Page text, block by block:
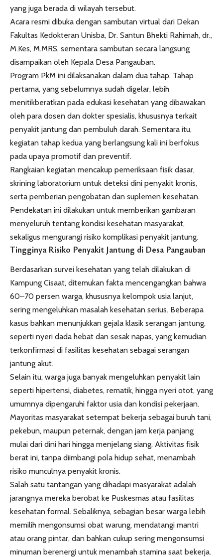
yang juga berada di wilayah tersebut.
Acara resmi dibuka dengan sambutan virtual dari Dekan
Fakultas Kedokteran Unisba, Dr. Santun Bhekti Rahimah, dr.,
M.Kes, M.MRS, sementara sambutan secara langsung
disampaikan oleh Kepala Desa Pangauban.
Program PkM ini dilaksanakan dalam dua tahap. Tahap
pertama, yang sebelumnya sudah digelar, lebih
menitikberatkan pada edukasi kesehatan yang dibawakan
oleh para dosen dan dokter spesialis, khususnya terkait
penyakit jantung dan pembuluh darah. Sementara itu,
kegiatan tahap kedua yang berlangsung kali ini berfokus
pada upaya promotif dan preventif.
Rangkaian kegiatan mencakup pemeriksaan fisik dasar,
skrining laboratorium untuk deteksi dini penyakit kronis,
serta pemberian pengobatan dan suplemen kesehatan.
Pendekatan ini dilakukan untuk memberikan gambaran
menyeluruh tentang kondisi kesehatan masyarakat,
sekaligus mengurangi risiko komplikasi penyakit jantung.
Tingginya Risiko Penyakit Jantung di Desa Pangauban
Berdasarkan survei kesehatan yang telah dilakukan di
Kampung Cisaat, ditemukan fakta mencengangkan bahwa
60–70 persen warga, khususnya kelompok usia lanjut,
sering mengeluhkan masalah kesehatan serius. Beberapa
kasus bahkan menunjukkan gejala klasik serangan jantung,
seperti nyeri dada hebat dan sesak napas, yang kemudian
terkonfirmasi di fasilitas kesehatan sebagai serangan
jantung akut.
Selain itu, warga juga banyak mengeluhkan penyakit lain
seperti hipertensi, diabetes, rematik, hingga nyeri otot, yang
umumnya dipengaruhi faktor usia dan kondisi pekerjaan.
Mayoritas masyarakat setempat bekerja sebagai buruh tani,
pekebun, maupun peternak, dengan jam kerja panjang
mulai dari dini hari hingga menjelang siang. Aktivitas fisik
berat ini, tanpa diimbangi pola hidup sehat, menambah
risiko munculnya penyakit kronis.
Salah satu tantangan yang dihadapi masyarakat adalah
jarangnya mereka berobat ke Puskesmas atau fasilitas
kesehatan formal. Sebaliknya, sebagian besar warga lebih
memilih mengonsumsi obat warung, mendatangi mantri
atau orang pintar, dan bahkan cukup sering mengonsumsi
minuman berenergi untuk menambah stamina saat bekerja.